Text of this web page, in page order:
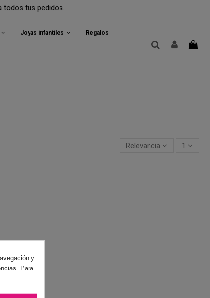
tus pedidos.
Joyas infantiles Regalos
Relevancia 1
y
Para